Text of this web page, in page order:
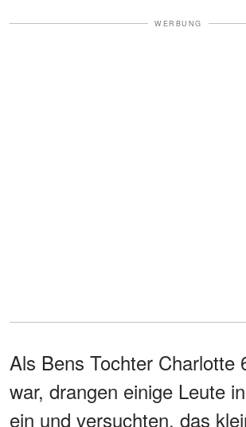
WERBUNG
Als Bens Tochter Charlotte
war, drangen einige Leute
ein und versuchten, das